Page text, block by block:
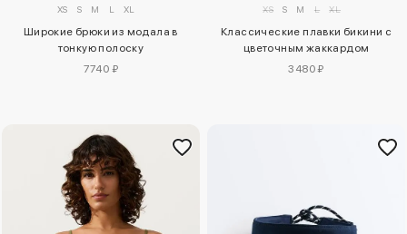
XS S M L XL
Широкие брюки из модала в
тонкую полоску
7740 ₽
XS S M L XL
Классические плавки бикини с
цветочным жаккардом
3480 ₽